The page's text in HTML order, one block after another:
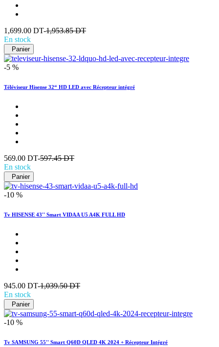
1,699.00 DT-1,953.85 DT
En stock
Panier
-5 %
Téléviseur Hisense 32“ HD LED avec Récepteur intégré
569.00 DT-597.45 DT
En stock
Panier
-10 %
Tv HISENSE 43'' Smart VIDAA U5 A4K FULL HD
945.00 DT-1,039.50 DT
En stock
Panier
-10 %
Tv SAMSUNG 55'' Smart Q60D QLED 4K 2024 + Récepteur Intégré